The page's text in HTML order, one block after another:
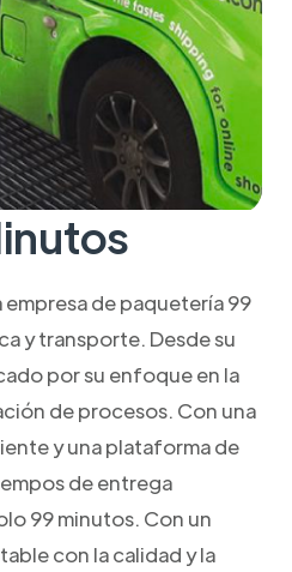
de paquetería 99
y transporte. Desde su
por su enfoque en la
de procesos. Con una
y una plataforma de
de entrega
99 minutos. Con un
con la calidad y la